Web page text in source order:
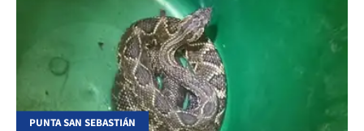
PUNTA SAN SEBASTIÁN